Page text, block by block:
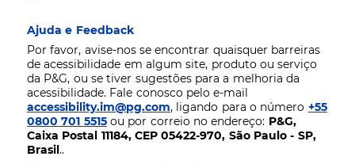
Ajuda e Feedback
Por favor, avise-nos se encontrar quaisquer barreiras
de acessibilidade em algum site, produto ou serviço
da P&G, ou se tiver sugestões para a melhoria da
acessibilidade. Fale conosco pelo e-mail
accessibility.im@pg.com, ligando para o número +55
0800 701 5515ou por correio no endereço: P&G,
Caixa Postal 11184, CEP 05422-970, São Paulo - SP,
Brasil..